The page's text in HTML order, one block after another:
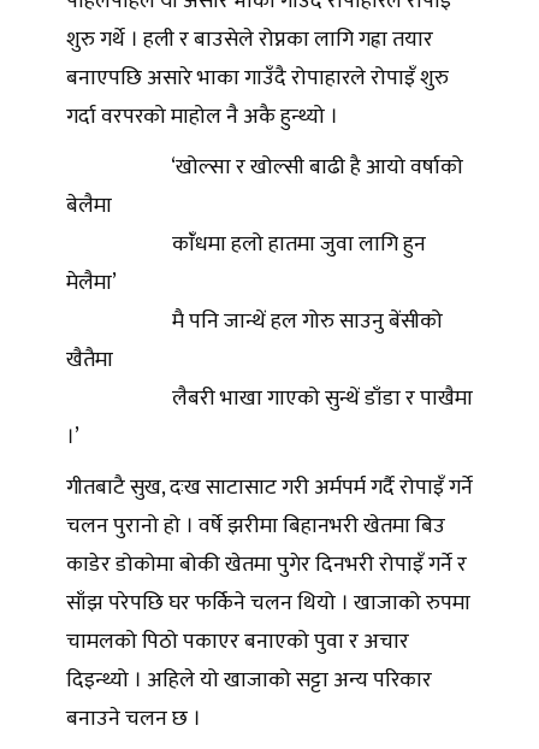
शुरु गर्थे । हली र बाउसेले रोप्नका लागि गह्रा तयार
बनाएपछि असारे भाका गाउँदै रोपाहारले रोपाइँ शुरु
गर्दा वरपरको माहोल नै अकै हुन्थ्यो ।
‘खोल्सा र खोल्सी बाढी है आयो वर्षाको
बेलैमा
कांँधमा हलो हातमा जुवा लागि हुन
मेलैमा’
मै पनि जान्थें हल गोरु साउनु बेंसीको
खैतैमा
लैबरी भाखा गाएको सुन्थें डाँडा र पाखैमा
।’
गीतबाटै सुख, दःख साटासाट गरी अर्मपर्म गर्दै रोपाइँ गर्ने
चलन पुरानो हो । वर्षे झरीमा बिहानभरी खेतमा बिउ
काडेर डोकोमा बोकी खेतमा पुगेर दिनभरी रोपाइँ गर्ने र
साँझ परेपछि घर फर्किने चलन थियो । खाजाको रुपमा
चामलको पिठो पकाएर बनाएको पुवा र अचार
दिइन्थ्यो । अहिले यो खाजाको सट्टा अन्य परिकार
बनाउने चलन छ ।